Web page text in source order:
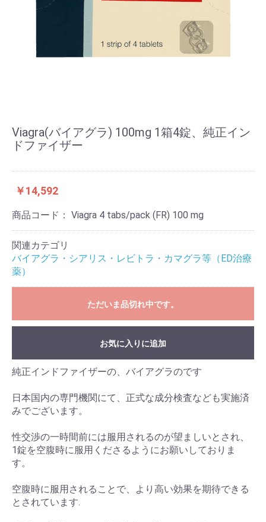
Viagra(バイアグラ) 100mg 1箱4錠、純正イン
ドファイザー
￥14,592
商品コード： Viagra 4 tabs/pack (FR) 100 mg
関連カテゴリ
バイアグラ・シアリス・レビトラ・カマグラ等（ED治療
薬）
ただいま品切れ中です。
お気に入りに追加
純正インドファイザーの、バイアグラのです
日本国内の専門機関にて、正式な成分検査なども実施済
みでございます。
性交渉の一時間前には服用されるのが望ましいとされ、
1錠を空腹時に服用くださるようにお願いしておりま
す。
空腹時に服用されることで、より高い効果を期待できる
とされています.